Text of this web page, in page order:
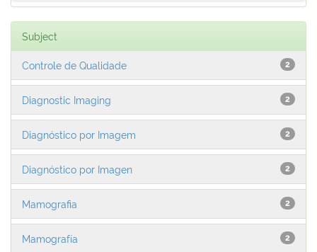
Subject
2
Controle de Qualidade
2
Diagnostic Imaging
2
Diagnóstico por Imagem
2
Diagnóstico por Imagen
2
Mamografia
2
Mamografía